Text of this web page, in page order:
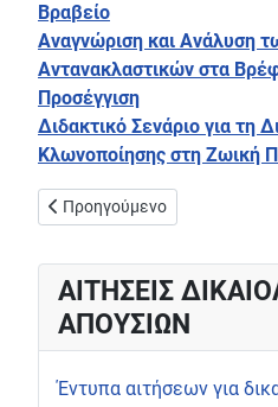
Βραβείο
Αναγνώριση και Ανάλυση
Αντανακλαστικών στα
Προσέγγιση
Διδακτικό Σενάριο για τη
Κλωνοποίησης στη Ζωική
Προηγούμενο άρθρο: Το
Προηγούμενο
ΑΙΤΗΣΕΙΣ
ΑΠΟΥΣΙΩΝ
Έντυπα αιτήσεων για